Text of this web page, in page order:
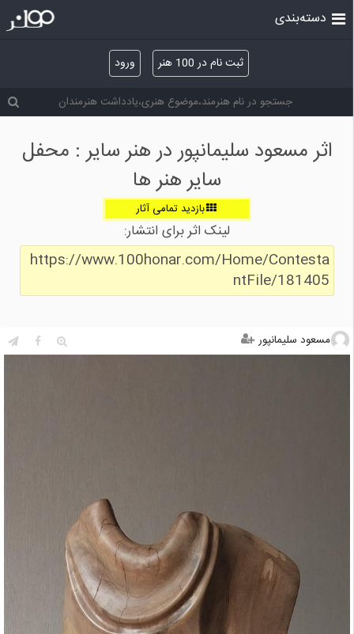
ثبت نام در 100 هنر ورود
دسته‌بندی
اثر مسعود سلیمانپور در هنر سایر : محفل
سایر هنر ها
بازدید تمامی آثار
لینک اثر برای انتشار:
https://www.100honar.com/Home/Contesta
ntFile/181405
مسعود سلیمانپور